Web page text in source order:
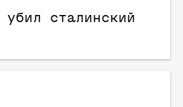
сталинский